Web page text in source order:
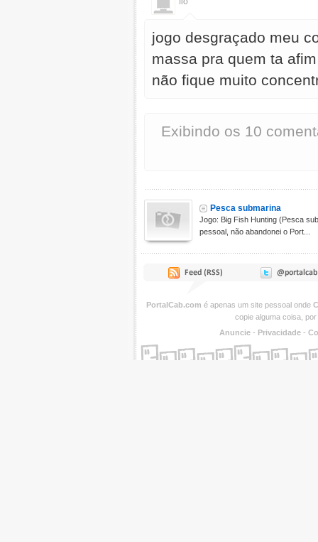
jogo desgraçado meu
massa pra quem ta
não fique muito
Exibindo os 10
Pesca submarina
Jogo: Big Fish Hunting (Pesca
pessoal, não abandonei o Port...
PortalCab.com é apenas um site pessoal onde
copie alguma coisa,
Anuncie - Privacidade -